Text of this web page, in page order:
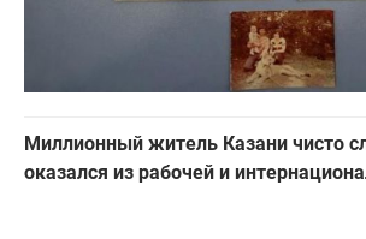
Миллионный житель Казани чисто
оказался из рабочей и